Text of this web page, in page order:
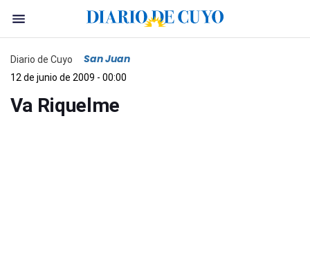
Diario de Cuyo San Juan
12 de junio de 2009 - 00:00
Va Riquelme